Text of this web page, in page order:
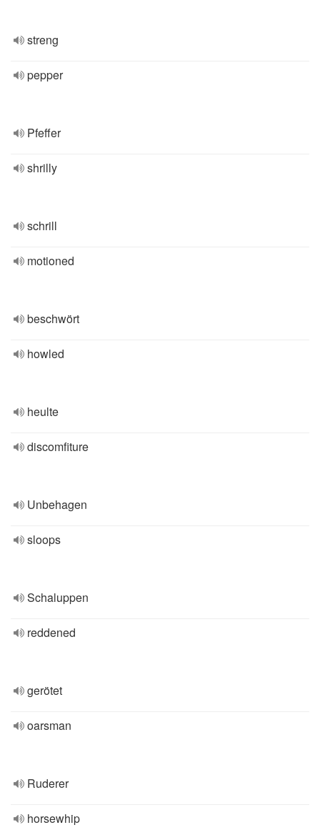
streng
pepper
Pfeffer
shrilly
schrill
motioned
beschwört
howled
heulte
discomfiture
Unbehagen
sloops
Schaluppen
reddened
gerötet
oarsman
Ruderer
horsewhip